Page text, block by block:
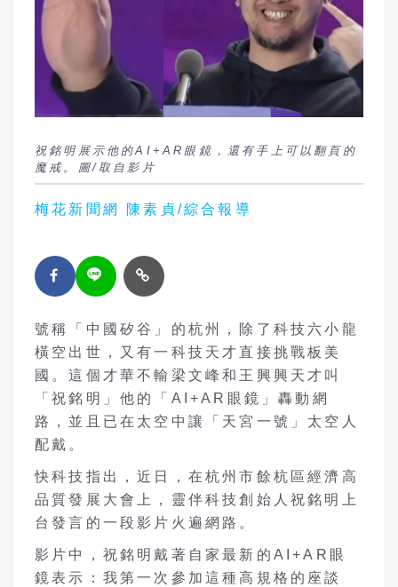
祝銘明展示他的AI+AR眼鏡，還有手上可以翻頁的
魔戒。圖/取自影片
梅花新聞網 陳素貞/綜合報導
號稱「中國矽谷」的杭州，除了科技六小龍
橫空出世，又有一科技天才直接挑戰板美
國。這個才華不輸梁文峰和王興興天才叫
「祝銘明」他的「 AI+AR 眼鏡」轟動網
路，並且已在太空中讓「天宮一號」太空人
配戴。
快科技指出，近日，在杭州市餘杭區經濟高
品質發展大會上，靈伴科技創始人祝銘明上
台發言的一段影片火遍網路。
影片中，祝銘明戴著自家最新的AI+AR眼
鏡表示：我第一次參加這種高規格的座談